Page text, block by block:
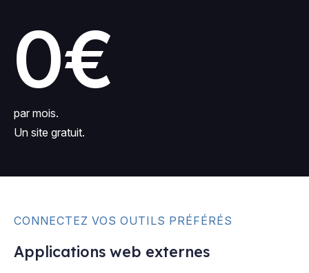
0€
par mois.
Un site gratuit.
CONNECTEZ VOS OUTILS PRÉFÉRÉS
Applications web externes